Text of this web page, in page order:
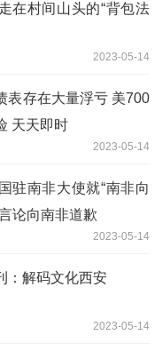
在村间山头的“背包法
2023-05-14
表存在大量浮亏 美700
天天即时
2023-05-14
驻南非大使就“南非向
论向南非道歉
2023-05-14
：解码文化西安
2023-05-14